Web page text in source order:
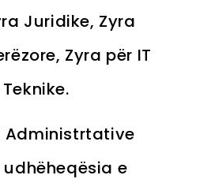
Juridike, Zyra
Zyra për IT
Administrtative
e